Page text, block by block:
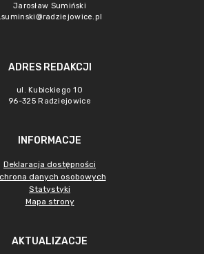
Jarosław Sumiński
ADRES REDAKCJI
ul. Kubickiego 10
96-325 Radziejowice
INFORMACJE
Deklaracja dostępności
danych osobowych
Statystyki
Mapa strony
AKTUALIZACJE